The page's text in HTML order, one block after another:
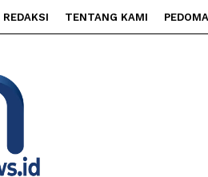
REDAKSI TENTANG KAMI